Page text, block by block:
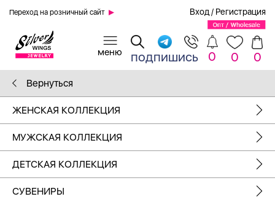
Переход на розничный сайт Вход / Регистрация
подпишись 0 0 0
Вернуться
ЖЕНСКАЯ КОЛЛЕКЦИЯ
МУЖСКАЯ КОЛЛЕКЦИЯ
ДЕТСКАЯ КОЛЛЕКЦИЯ
СУВЕНИРЫ